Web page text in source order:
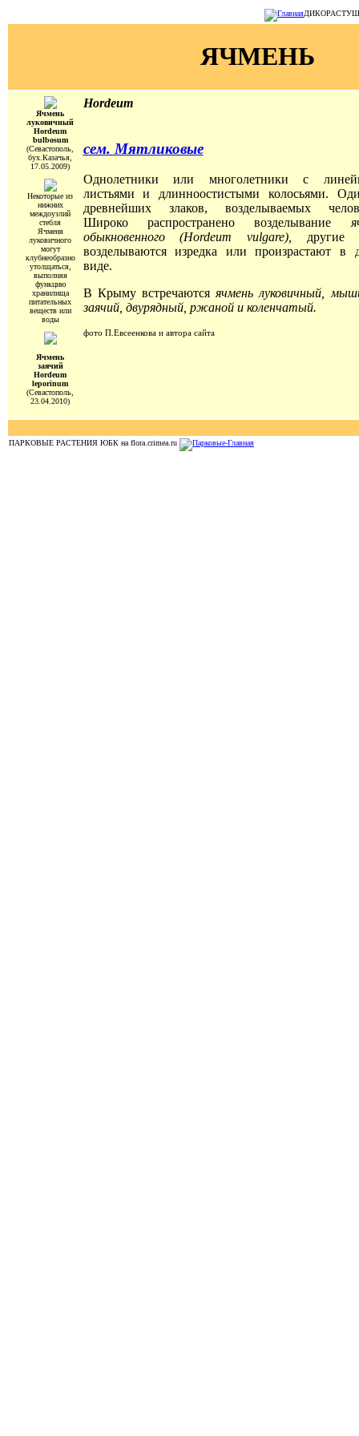
ЯЧМЕНЬ
Ячмень
луковичный
Hordeum
bulbosum
(Севастополь,
бух.Казачья,
17.05.2009)
Некоторые из
нижних
междоузлий
стебля
Ячменя
луковичного
могут
клубнеобразно
утолщаться,
выполняя
функцию
хранилища
питательных
веществ или
воды
Ячмень
заячий
Hordeum
leporinum
(Севастополь,
23.04.2010)
Hordeum
сем. Мятликовые
Однолетники или многолетники с
листьями и длинноостистыми колосьями.
древнейших злаков, возделываемых
Широко распространено возделывание
обыкновенного (Hordeum vulgare), другие
возделываются изредка или произрастают в
виде.
В Крыму встречаютсяячмень луковичный,
заячий, двурядный, ржаной и коленчатый.
фото П.Евсеенкова и автора сайта
ПАРКОВЫЕ РАСТЕНИЯ ЮБК на flora.crimea.ru